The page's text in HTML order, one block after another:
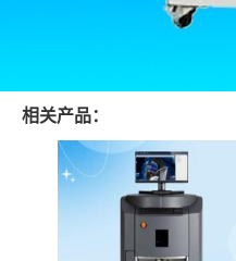
相关产品：